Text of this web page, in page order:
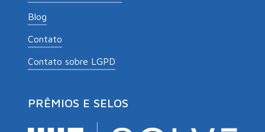
Blog
Contato
Contato sobre LGPD
PRÊMIOS E SELOS